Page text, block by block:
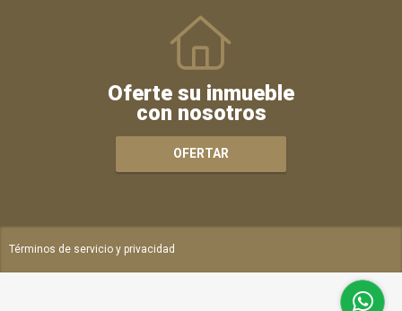
Oferte su inmueble
con nosotros
OFERTAR
Términos de servicio y privacidad